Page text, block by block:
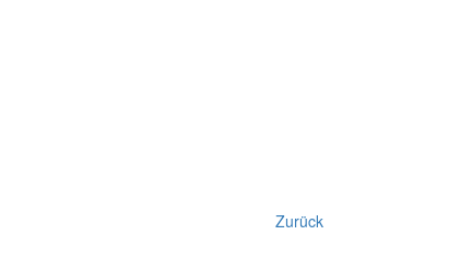
Zurück